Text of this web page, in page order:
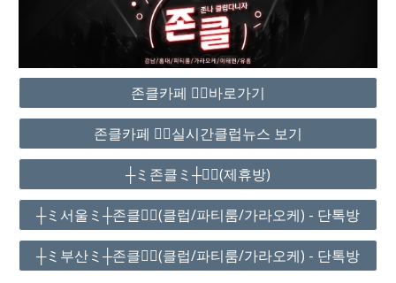
존클카페 ❤️‍🔥바로가기
존클카페 ❤️‍🔥실시간클럽뉴스 보기
┼ミ존클ミ┼❤️‍🔥(제휴방)
┼ミ서울ミ┼존클❤️‍🔥(클럽/파티룸/가라오케) - 단톡방
┼ミ부산ミ┼존클❤️‍🔥(클럽/파티룸/가라오케) - 단톡방